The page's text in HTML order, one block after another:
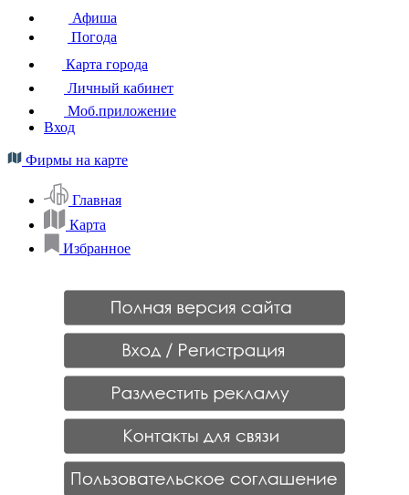
Афиша
Погода
Карта города
Личный кабинет
Моб.приложение
Вход
Фирмы на карте
Главная
Карта
Избранное